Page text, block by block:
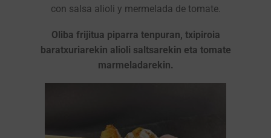
con salsa alioli y mermelada de tomate.
Oliba frijitua piparra tenpuran, txipiroia
baratxuriarekin alioli saltsarekin eta tomate
marmeladarekin.